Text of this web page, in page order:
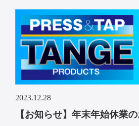
2023.12.28
【お知らせ】年末年始休業